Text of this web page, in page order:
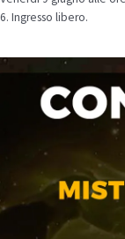
6. Ingresso libero.